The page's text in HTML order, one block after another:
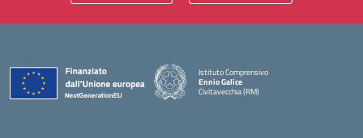
Istituto Comprensivo
Ennio Galice
Civitavecchia (RM)